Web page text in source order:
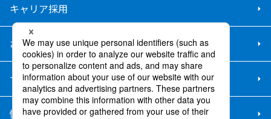
キャリア採用
お問い合わせ
サイトマップ
情報セキュリティ基本方針